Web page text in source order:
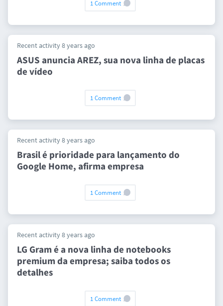
1 Comment
Recent activity 8 years ago
ASUS anuncia AREZ, sua nova linha de placas
de vídeo
1 Comment
Recent activity 8 years ago
Brasil é prioridade para lançamento do
Google Home, afirma empresa
1 Comment
Recent activity 8 years ago
LG Gram é a nova linha de notebooks
premium da empresa; saiba todos os
detalhes
1 Comment